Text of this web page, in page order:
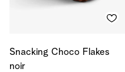
Snacking Choco Flakes
noir